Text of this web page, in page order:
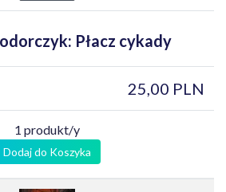
Płacz cykady
25,00 PLN
1 produkt/y
Dodaj do Koszyka